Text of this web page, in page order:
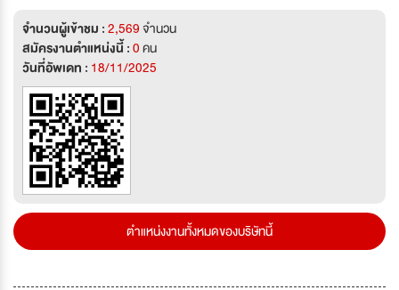
จำนวนผู้เข้าชม :2,569จำนวน
สมัครงานตำแหน่งนี้ :0คน
วันที่อัพเดท : 18/11/2025
ตำแหน่งงานทั้งหมดของบริษัทนี้